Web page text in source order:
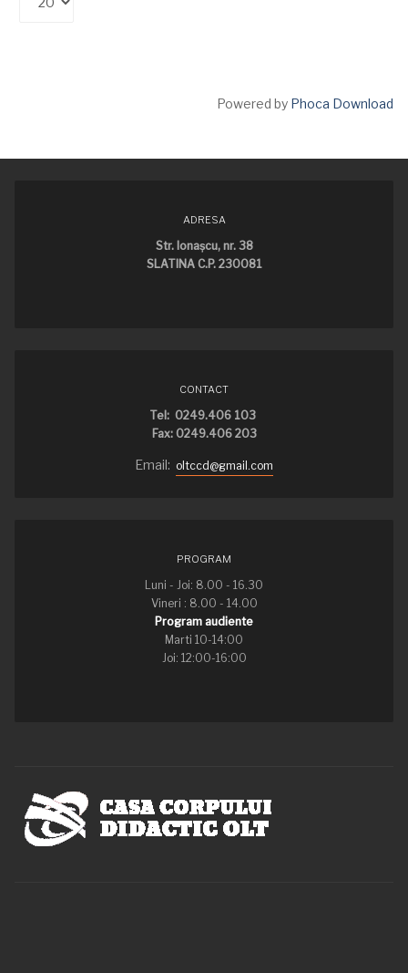
Powered by Phoca Download
ADRESA
Str. Ionaşcu, nr. 38
SLATINA C.P. 230081
CONTACT
Tel: 0249.406 103
Fax: 0249.406 203
Email: oltccd@gmail.com
PROGRAM
Luni - Joi: 8.00 - 16.30
Vineri : 8.00 - 14.00
Program audiente
Marti 10-14:00
Joi: 12:00-16:00